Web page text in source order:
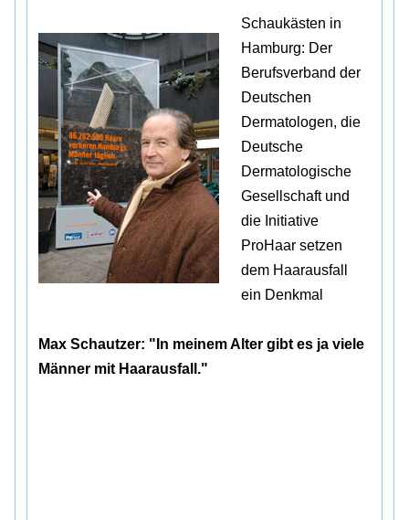
Schaukästen in
Hamburg: Der
Berufsverband der
Deutschen
Dermatologen, die
Deutsche
Dermatologische
Gesellschaft und
die Initiative
ProHaar setzen
dem Haarausfall
ein Denkmal
Max Schautzer: "In meinem Alter gibt es ja viele
Männer mit Haarausfall."